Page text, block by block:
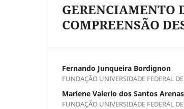
GERENCIAMENTO
COMPREENSÃO
Fernando Junqueira Bordignon
FUNDAÇÃO UNIVERSIDADE FEDERAL
Marlene Valerio dos Santos Arenas
FUNDAÇÃO UNIVERSIDADE FEDERAL